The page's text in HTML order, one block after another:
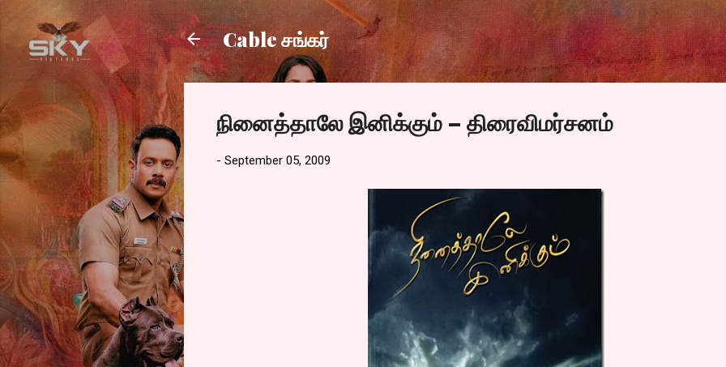
Skip to main content
Cable சங்கர்
நினைத்தாலே இனிக்கும் – திரைவிமர்சனம்
- September 05, 2009